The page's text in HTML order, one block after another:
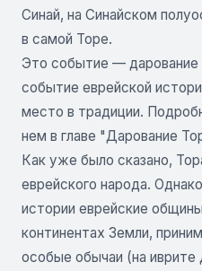
Синай, на Синайском
в самой Торе.
Это событие —
событие еврейской
место в традиции.
нем в главе "Дарование
Как уже было сказано,
еврейского народа.
истории еврейские
континентах Земли,
особые обычаи (на